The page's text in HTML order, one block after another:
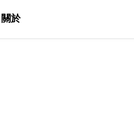
關於